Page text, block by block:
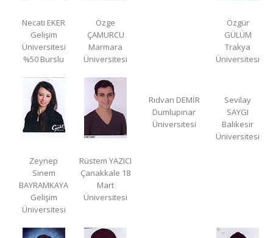
Necati EKER
Gelişim
Üniversitesi
%50 Burslu
Özge
ÇAMURCU
Marmara
Üniversitesi
Özgür
GÜLÜM
Trakya
Üniversitesi
Zeynep
Sinem
BAYRAMKAYA
Gelişim
Üniversitesi
Rüstem YAZICI
Çanakkale 18
Mart
Üniversitesi
Rıdvan DEMİR
Dumlupınar
Üniversitesi
Sevilay
SAYGI
Balıkesir
Üniversitesi